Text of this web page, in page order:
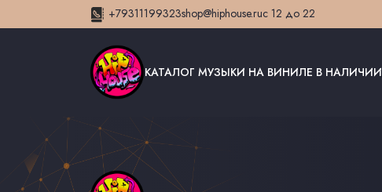
+79311199323shop@hiphouse.ruс 12 до 22
КАТАЛОГ МУЗЫКИ НА ВИНИЛЕ В НАЛИЧИИ